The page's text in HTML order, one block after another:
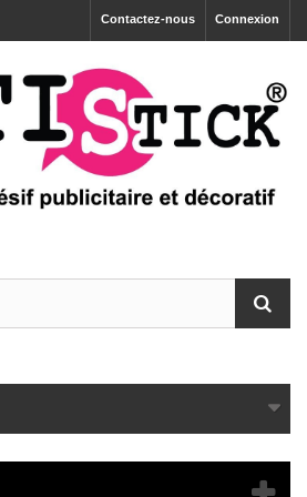
Connexion
Contactez-nous